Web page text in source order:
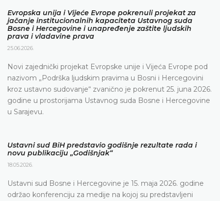
Evropska unija i Vijeće Evrope pokrenuli projekat za
jačanje institucionalnih kapaciteta Ustavnog suda
Bosne i Hercegovine i unapređenje zaštite ljudskih
prava i vladavine prava
25.06.2026.
Novi zajednički projekat Evropske unije i Vijeća Evrope pod
nazivom „Podrška ljudskim pravima u Bosni i Hercegovini
kroz ustavno sudovanje“ zvanično je pokrenut 25. juna 2026.
godine u prostorijama Ustavnog suda Bosne i Hercegovine
u Sarajevu.
Ustavni sud BiH predstavio godišnje rezultate rada i
novu publikaciju „Godišnjak“
18.05.2026.
Ustavni sud Bosne i Hercegovine je 15. maja 2026. godine
održao konferenciju za medije na kojoj su predstavljeni